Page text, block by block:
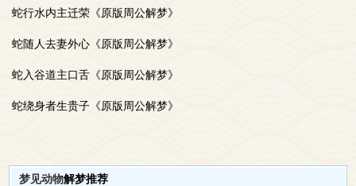
蛇行水内主迁荣《原版周公解梦》
蛇随人去妻外心《原版周公解梦》
蛇入谷道主口舌《原版周公解梦》
蛇绕身者生贵子《原版周公解梦》
梦见动物解梦推荐